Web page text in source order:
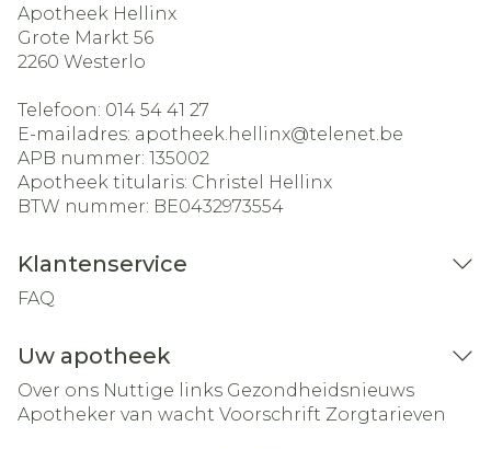
Apotheek Hellinx
Grote Markt 56
2260 Westerlo
Telefoon: 014 54 41 27
E-mailadres: apotheek.hellinx@telenet.be
APB nummer: 135002
Apotheek titularis: Christel Hellinx
BTW nummer: BE0432973554
Klantenservice
FAQ
Uw apotheek
Over ons Nuttige links Gezondheidsnieuws
Apotheker van wacht Voorschrift Zorgtarieven